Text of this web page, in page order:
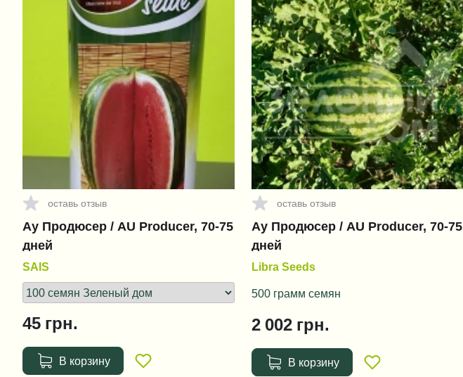
оставь отзыв
Ау Продюсер / AU Producer, 70-75
дней
SAIS
45 грн.
В корзину
оставь отзыв
Ау Продюсер / AU Producer, 70-75
дней
Libra Seeds
500 грамм семян
2 002 грн.
В корзину